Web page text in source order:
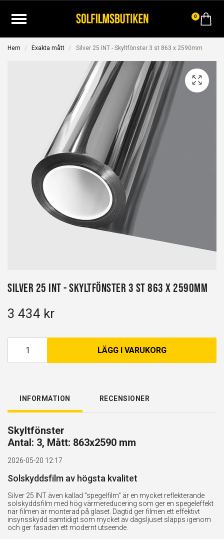
0
Hem Exakta mått Silver 25 INT - Skyltfönster 3 st 863 x 2590mm
Silver 25 INT - Skyltfönster 3 st 863 x 2590mm
3 434 kr
LÄGG I VARUKORG
INFORMATION RECENSIONER
Skyltfönster
Antal: 3, Mått: 863x2590 mm
2026-05-20 12:17
Solskyddsfilm av högsta kvalitet
Silver 25 INT även kallad ”spegelfilm” är en mycket reflekterande
solskyddsfilm med hög värmereducering som ger en spegeleffekt
när filmen är monterad på glaset. Dagtid ger filmen ett effektivt
insynsskydd samtidigt som mycket av dagsljuset släpps igenom
och ger fasaden ett modernt utseende.